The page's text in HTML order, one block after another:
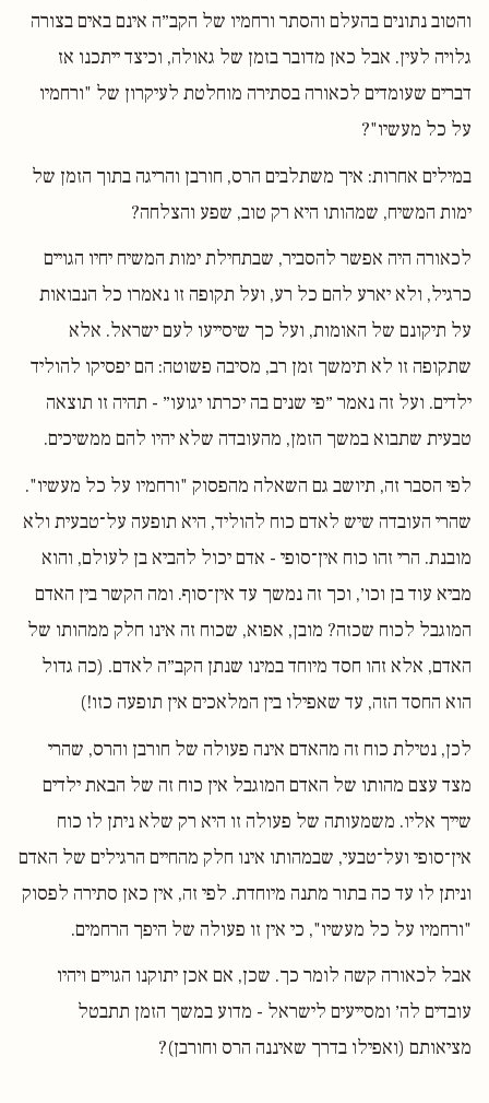
והטוב נתונים בהעלם והסתר ורחמיו של הקב״ה אינם באים בצורה
גלויה לעין. אבל כאן מדובר בזמן של גאולה, וכיצד ייתכנו אז
דברים שעומדים לכאורה בסתירה מוחלטת לעיקרון של "ורחמיו
על כל מעשיו"?
במילים אחרות: איך משתלבים הרס, חורבן והריגה בתוך הזמן של
ימות המשיח, שמהותו היא רק טוב, שפע והצלחה?
לכאורה היה אפשר להסביר, שבתחילת ימות המשיח יחיו הגויים
כרגיל, ולא יארע להם כל רע, ועל תקופה זו נאמרו כל הנבואות
על תיקונם של האומות, ועל כך שיסייעו לעם ישראל. אלא
שתקופה זו לא תימשך זמן רב, מסיבה פשוטה: הם יפסיקו להוליד
ילדים. ועל זה נאמר ״פי שנים בה יכרתו יגועו״ - תהיה זו תוצאה
טבעית שתבוא במשך הזמן, מהעובדה שלא יהיו להם ממשיכים.
לפי הסבר זה, תיושב גם השאלה מהפסוק "ורחמיו על כל מעשיו".
שהרי העובדה שיש לאדם כוח להוליד, היא תופעה על־טבעית ולא
מובנת. הרי זהו כוח אין־סופי - אדם יכול להביא בן לעולם, והוא
מביא עוד בן וכו׳, וכך זה נמשך עד אין־סוף. ומה הקשר בין האדם
המוגבל לכוח שכזה? מובן, אפוא, שכוח זה אינו חלק ממהותו של
האדם, אלא זהו חסד מיוחד במינו שנתן הקב״ה לאדם. (כה גדול
הוא החסד הזה, עד שאפילו בין המלאכים אין תופעה כזו!)
לכן, נטילת כוח זה מהאדם אינה פעולה של חורבן והרס, שהרי
מצד עצם מהותו של האדם המוגבל אין כוח זה של הבאת ילדים
שייך אליו. משמעותה של פעולה זו היא רק שלא ניתן לו כוח
אין־סופי ועל־טבעי, שבמהותו אינו חלק מהחיים הרגילים של האדם
וניתן לו עד כה בתור מתנה מיוחדת. לפי זה, אין כאן סתירה לפסוק
"ורחמיו על כל מעשיו", כי אין זו פעולה של היפך הרחמים.
אבל לכאורה קשה לומר כך. שכן, אם אכן יתוקנו הגויים ויהיו
עובדים לה׳ ומסייעים לישראל - מדוע במשך הזמן תתבטל
מציאותם (ואפילו בדרך שאיננה הרס וחורבן)?